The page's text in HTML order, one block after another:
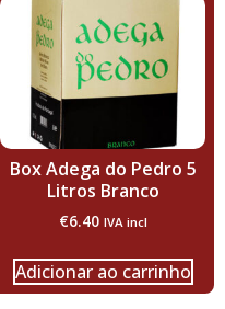
Box Adega do Pedro 5
Litros Branco
€6.40 IVA incl
Adicionar ao carrinho